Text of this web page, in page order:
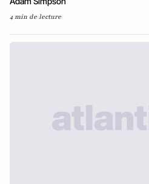
4 min de lecture